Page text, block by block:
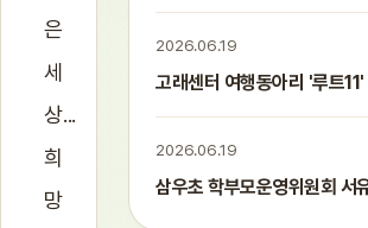
은
세
상...
희
망
2026.06.19
고래센터 여행동아리 '루트11'
2026.06.19
삼우초 학부모운영위원회 서